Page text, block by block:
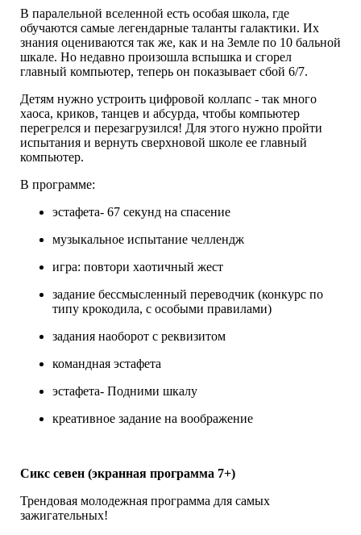
В паралельной вселенной есть особая школа, где
обучаются самые легендарные таланты галактики. Их
знания оцениваются так же, как и на Земле по 10 бальной
шкале. Но недавно произошла вспышка и сгорел
главный компьютер, теперь он показывает сбой 6/7.
Детям нужно устроить цифровой коллапс - так много
хаоса, криков, танцев и абсурда, чтобы компьютер
перегрелся и перезагрузился! Для этого нужно пройти
испытания и вернуть сверхновой школе ее главный
компьютер.
В программе:
эстафета- 67 секунд на спасение
музыкальное испытание челлендж
игра: повтори хаотичный жест
задание бессмысленный переводчик (конкурс по
типу крокодила, с особыми правилами)
задания наоборот с реквизитом
командная эстафета
эстафета- Подними шкалу
креативное задание на воображение
Сикс севен (экранная программа 7+)
Трендовая молодежная программа для самых
зажигательных!